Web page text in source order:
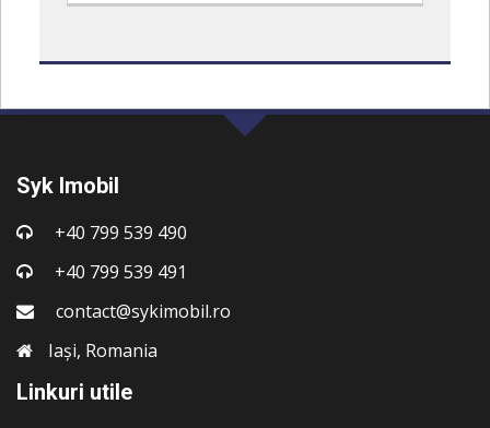
Syk Imobil
+40 799 539 490
+40 799 539 491
contact@sykimobil.ro
Iași, Romania
Linkuri utile